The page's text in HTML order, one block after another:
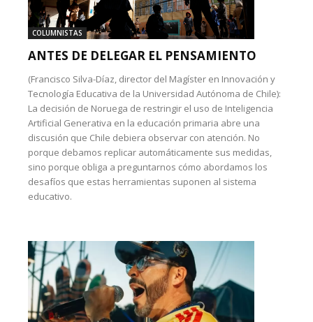
COLUMNISTAS
ANTES DE DELEGAR EL PENSAMIENTO
(Francisco Silva-Díaz, director del Magíster en Innovación y
Tecnología Educativa de la Universidad Autónoma de Chile):
La decisión de Noruega de restringir el uso de Inteligencia
Artificial Generativa en la educación primaria abre una
discusión que Chile debiera observar con atención. No
porque debamos replicar automáticamente sus medidas,
sino porque obliga a preguntarnos cómo abordamos los
desafíos que estas herramientas suponen al sistema
educativo.